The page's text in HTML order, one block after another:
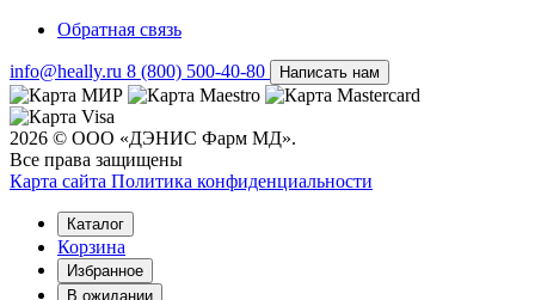
Обратная связь
info@heally.ru 8 (800) 500-40-80 Написать нам
2026 © ООО «ДЭНИС Фарм МД».
Все права защищены
Карта сайта Политика конфиден­циальности
Каталог
Корзина
Избранное
В ожидании